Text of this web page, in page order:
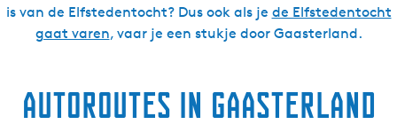
is van de Elfstedentocht? Dus ook als je de Elfstedentocht
gaat varen, vaar je een stukje door Gaasterland.
Autoroutes in Gaasterland